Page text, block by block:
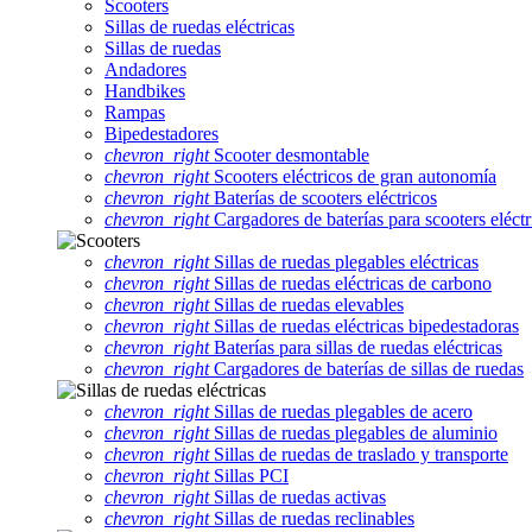
Scooters
Sillas de ruedas eléctricas
Sillas de ruedas
Andadores
Handbikes
Rampas
Bipedestadores
chevron_rightScooter desmontable
chevron_rightScooters eléctricos de gran autonomía
chevron_rightBaterías de scooters eléctricos
chevron_rightCargadores de baterías para scooters
chevron_rightSillas de ruedas plegables eléctricas
chevron_rightSillas de ruedas eléctricas de carbono
chevron_rightSillas de ruedas elevables
chevron_rightSillas de ruedas eléctricas bipedestadoras
chevron_rightBaterías para sillas de ruedas eléctricas
chevron_rightCargadores de baterías de sillas de ruedas
chevron_rightSillas de ruedas plegables de acero
chevron_rightSillas de ruedas plegables de aluminio
chevron_rightSillas de ruedas de traslado y transporte
chevron_rightSillas PCI
chevron_rightSillas de ruedas activas
chevron_rightSillas de ruedas reclinables